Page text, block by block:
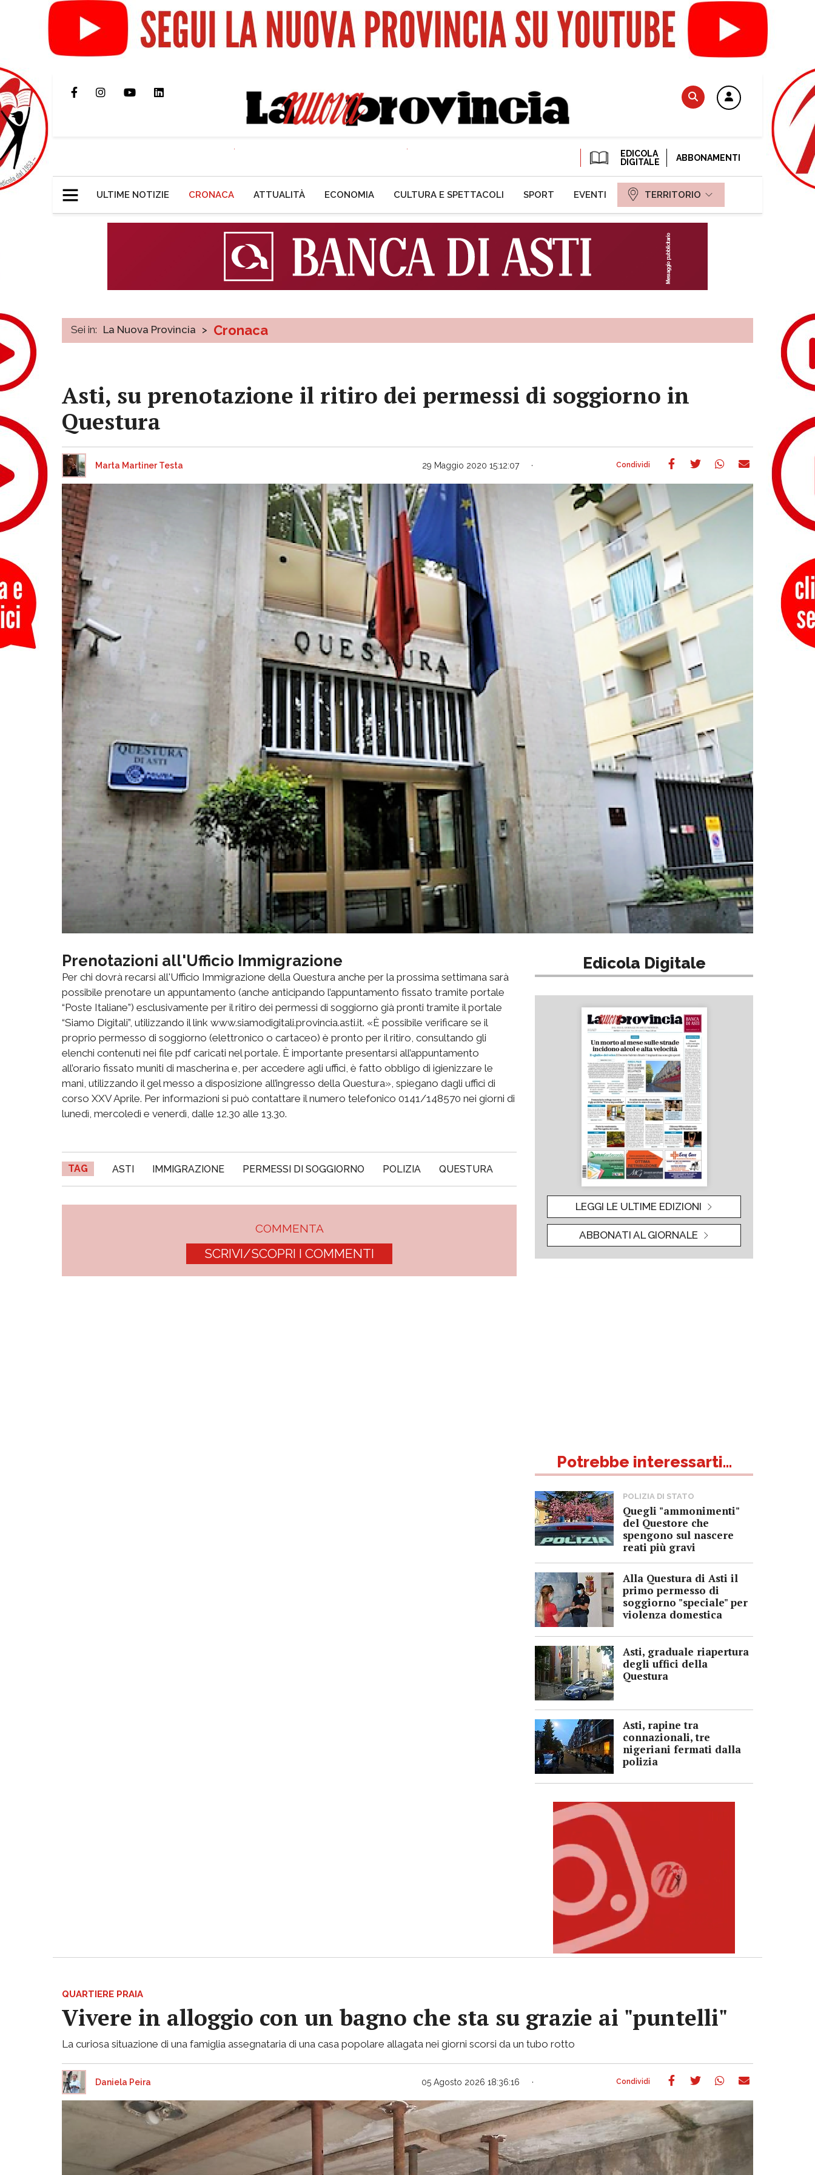
EDICOLA
DIGITALE
ABBONAMENTI
ULTIME NOTIZIE CRONACA ATTUALITÀ ECONOMIA CULTURA E SPETTACOLI SPORT EVENTI TERRITORIO
Sei in: La Nuova Provincia > Cronaca
Asti, su prenotazione il ritiro dei permessi di soggiorno in
Questura
Marta Martiner Testa 29 Maggio 2020 15:12:07
Prenotazioni all'Ufficio Immigrazione
Per chi dovrà recarsi all'Ufficio Immigrazione della Questura anche per la prossima settimana sarà
possibile prenotare un appuntamento (anche anticipando l’appuntamento fissato tramite portale
“Poste Italiane”) esclusivamente per il ritiro dei permessi di soggiorno già pronti tramite il portale
“Siamo Digitali”, utilizzando il link www.siamodigitali.provincia.asti.it. «È possibile verificare se il
proprio permesso di soggiorno (elettronico o cartaceo) è pronto per il ritiro, consultando gli
elenchi contenuti nei file pdf caricati nel portale. È importante presentarsi all’appuntamento
all’orario fissato muniti di mascherina e, per accedere agli uffici, è fatto obbligo di igienizzare le
mani, utilizzando il gel messo a disposizione all’ingresso della Questura», spiegano dagli uffici di
corso XXV Aprile. Per informazioni si può contattare il numero telefonico 0141/148570 nei giorni di
lunedì, mercoledì e venerdì, dalle 12.30 alle 13.30.
TAG ASTI IMMIGRAZIONE PERMESSI DI SOGGIORNO POLIZIA QUESTURA
COMMENTA
SCRIVI/SCOPRI I COMMENTI
Edicola Digitale
LEGGI LE ULTIME EDIZIONI
ABBONATI AL GIORNALE
Potrebbe interessarti...
POLIZIA DI STATO
Quegli "ammonimenti"
del Questore che
spengono sul nascere
reati più gravi
Alla Questura di Asti il
primo permesso di
soggiorno "speciale" per
violenza domestica
Asti, graduale riapertura
degli uffici della
Questura
Asti, rapine tra
connazionali, tre
nigeriani fermati dalla
polizia
QUARTIERE PRAIA
Vivere in alloggio con un bagno che sta su grazie ai "puntelli"
La curiosa situazione di una famiglia assegnataria di una casa popolare allagata nei giorni scorsi da un tubo rotto
Daniela Peira 05 Agosto 2026 18:36:16